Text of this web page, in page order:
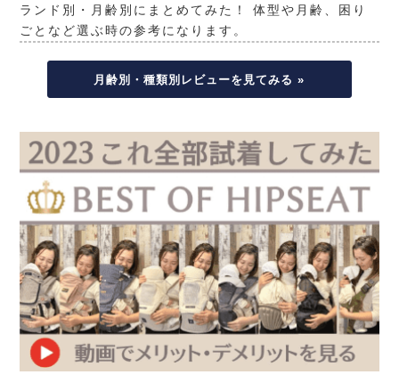
ランド別・月齢別にまとめてみた！ 体型や月齢、困り
ごとなど選ぶ時の参考になります。
月齢別・種類別レビューを見てみる »